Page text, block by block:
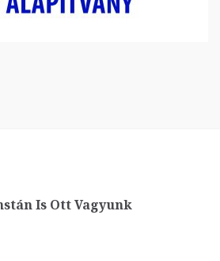
Is Ott Vagyunk